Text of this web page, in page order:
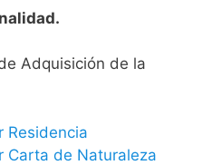
Adquisición de la
Residencia
Carta de Naturaleza